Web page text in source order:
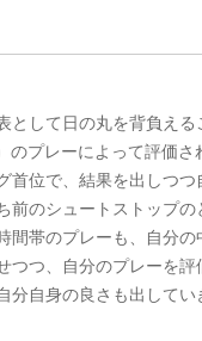
して日の丸を背負え
プレーによって評価
位で、結果を出しつ
のシュートストップ
帯のプレーも、自分
つ、自分のプレーを
自身の良さも出してい